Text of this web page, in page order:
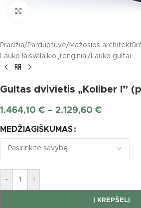
Pradžia/ Parduotuvė/ Mažosios
Lauko laisvalaikio įrenginiai/ Lauko gultai
Gultas dvivietis „Koliber I”
1.464,10 € – 2.129,60 €
MEDŽIAGIŠKUMAS
- +
Į KREPŠELĮ